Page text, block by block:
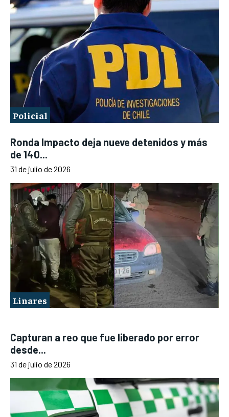
Policial
Ronda Impacto deja nueve detenidos y más
de 140...
31 de julio de 2026
Linares
Capturan a reo que fue liberado por error
desde...
31 de julio de 2026